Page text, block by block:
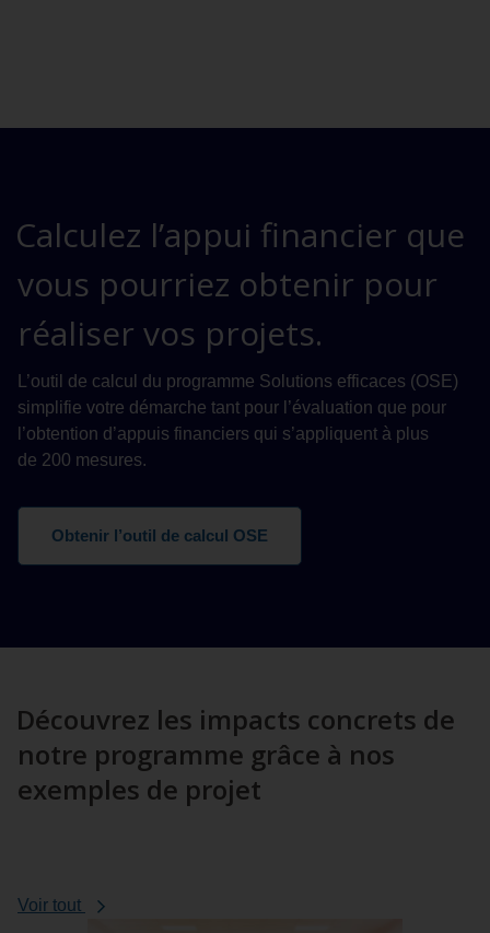
Calculez l’appui financier que
vous pourriez obtenir pour
réaliser vos projets.
L’outil de calcul du programme Solutions efficaces (OSE)
simplifie votre démarche tant pour l’évaluation que pour
l’obtention d’appuis financiers qui s’appliquent à plus
de 200 mesures.
Obtenir l’outil de calcul OSE
Découvrez les impacts concrets de
notre programme grâce à nos
exemples de projet
Voir tout
les